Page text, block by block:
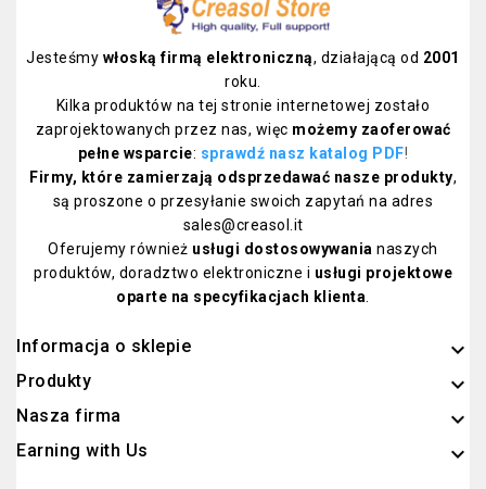
Jesteśmy włoską firmą elektroniczną, działającą od 2001
roku.
Kilka produktów na tej stronie internetowej zostało
zaprojektowanych przez nas, więc możemy zaoferować
pełne wsparcie: sprawdź nasz katalog PDF!
Firmy, które zamierzają odsprzedawać nasze produkty,
są proszone o przesyłanie swoich zapytań na adres
sales@creasol.it
Oferujemy również usługi dostosowywania naszych
produktów, doradztwo elektroniczne i usługi projektowe
oparte na specyfikacjach klienta
Informacja o sklepie keyboard_arrow_down
Produkty 
Nasza firma 
Earning with Us 